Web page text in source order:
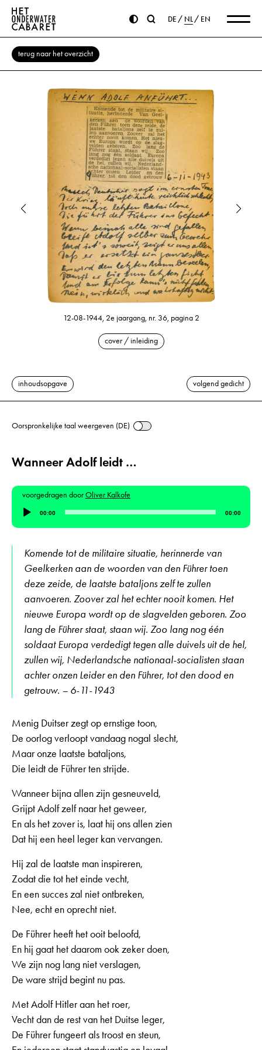
DE NL EN
terug naar het overzicht
12-08-1944, 2e jaargang, nr. 36, pagina 2
cover / inleiding
inhoudsopgave volgend gedicht
Oorspronkelijke taal weergeven (DE)
Wanneer Adolf leidt …
voorgedragen doorOliver Kalkofe
Audiospeler
00:00 00:00
Komende tot de militaire situatie, herinnerde van
Geelkerken aan de woorden van den Führer toen
deze zeide, de laatste bataljons zelf te zullen
aanvoeren. Zoover zal het echter nooit komen. Het
nieuwe Europa wordt op de slagvelden geboren. Zoo
lang de Führer staat, staan wij. Zoo lang nog één
soldaat Europa verdedigt tegen alle duivels uit de hel,
zullen wij, Nederlandsche nationaal-socialisten staan
achter onzen Leider en den Führer, tot den dood en
getrouw. – 6-11-1943
Menig Duitser zegt op ernstige toon,
De oorlog verloopt vandaag nogal slecht,
Maar onze laatste bataljons,
Die leidt de Führer ten strijde.
Wanneer bijna allen zijn gesneuveld,
Grijpt Adolf zelf naar het geweer,
En als het zover is, laat hij ons allen zien
Dat hij een heel leger kan vervangen.
Hij zal de laatste man inspireren,
Zodat die tot het einde vecht,
En een succes zal niet ontbreken,
Nee, echt en oprecht niet.
De Führer heeft het ooit beloofd,
En hij gaat het daarom ook zeker doen,
We zijn nog lang niet verslagen,
De ware strijd begint nu pas.
Met Adolf Hitler aan het roer,
Vecht dan de rest van het Duitse leger,
De Führer fungeert als troost en steun,